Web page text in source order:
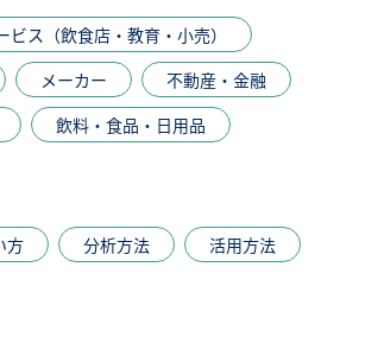
ビス（飲食店・教育・小売）
メーカー
不動産・金融
飲料・食品・日用品
方 分析方法
活用方法